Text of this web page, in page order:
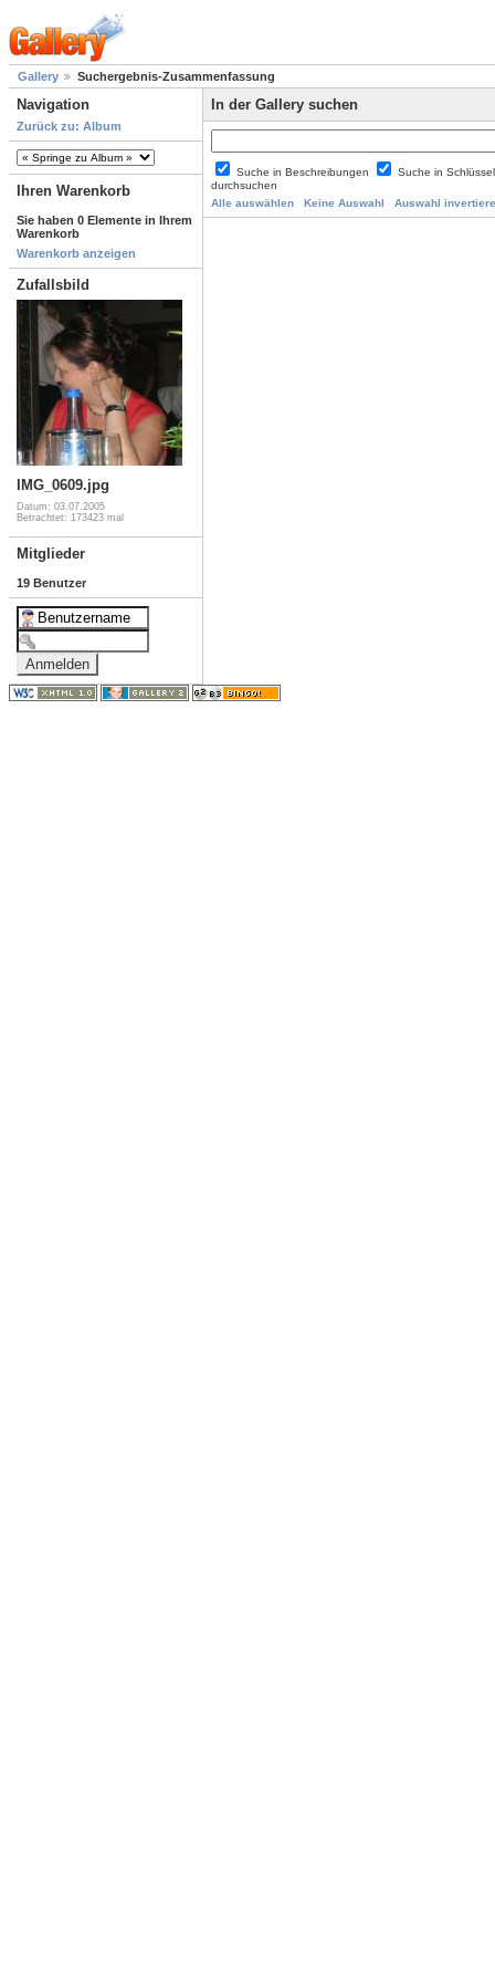
Gallery Suchergebnis-Zusammenfassung
Navigation
Zurück zu: Album
Ihren Warenkorb
Sie haben 0 Elemente in Ihrem
Warenkorb
Warenkorb anzeigen
Zufallsbild
IMG_0609.jpg
Datum: 03.07.2005
Betrachtet: 173423 mal
Mitglieder
19 Benutzer
In der Gallery suchen
Suche in Beschreibungen
Suche in
durchsuchen
Alle auswählen
Keine Auswahl Auswahl